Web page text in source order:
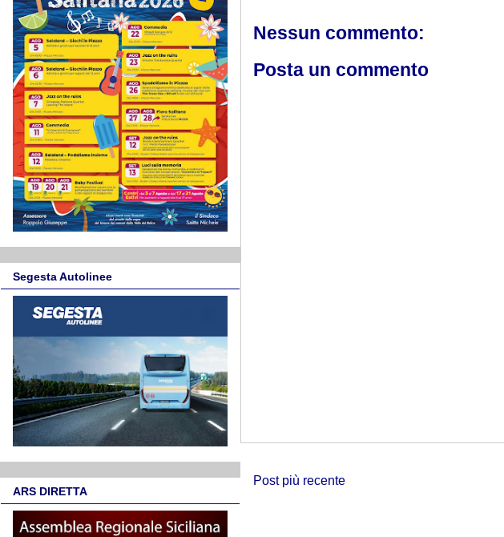
Nessun commento:
Posta un commento
Post più recente
Segesta Autolinee
ARS DIRETTA